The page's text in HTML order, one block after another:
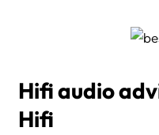
Hifi audio
Hifi